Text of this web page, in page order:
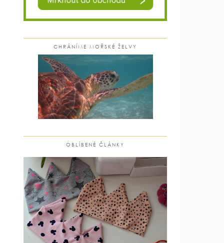
CHRÁNÍME MOŘSKÉ ŽELVY
OBLÍBENÉ ČLÁNKY